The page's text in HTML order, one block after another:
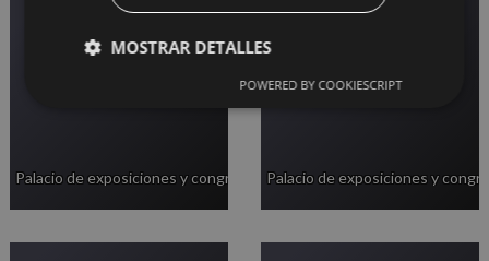
Palacio de exposiciones y congresos Palacio de exposiciones y
MOSTRAR DETALLES
POWERED BY COOKIESCRIPT